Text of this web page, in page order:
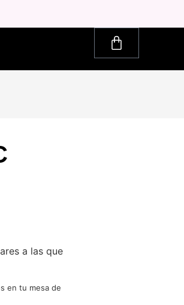
a las que
en tu mesa de